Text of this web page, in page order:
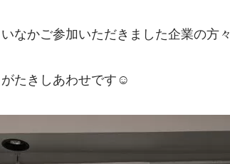
なかご参加いただきました企業の方々
たきしあわせです☺️